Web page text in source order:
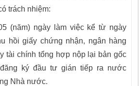
trách nhiệm:
(năm) ngày làm việc kể từ ngày
hồi giấy chứng nhận, ngân hàng
tài chính tổng hợp nộp lại bản gốc
ký đầu tư gián tiếp ra nước
Nhà nước.